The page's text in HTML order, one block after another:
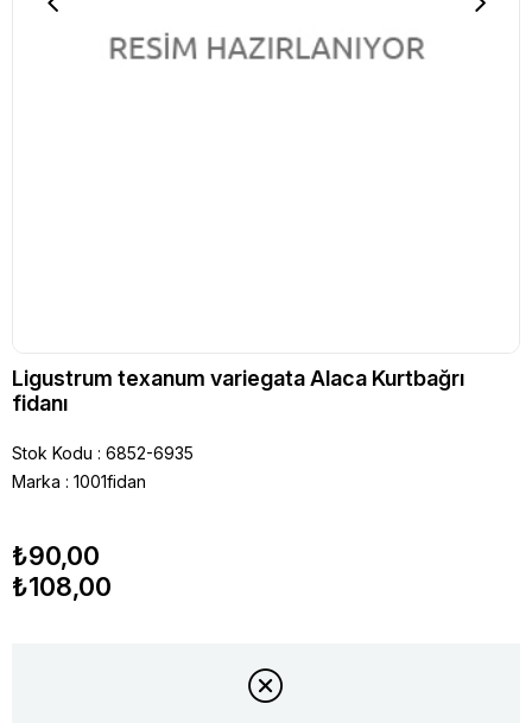
Ligustrum texanum variegata Alaca Kurtbağrı
fidanı
Stok Kodu
6852-6935
Marka : 1001fidan
₺90,00
₺108,00